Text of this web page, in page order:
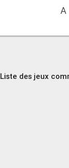
A
Liste des jeux